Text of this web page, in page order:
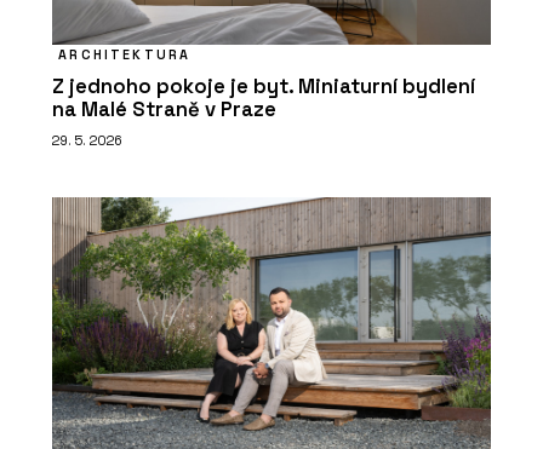
ARCHITEKTURA
Z jednoho pokoje je byt. Miniaturní bydlení
na Malé Straně v Praze
29. 5. 2026